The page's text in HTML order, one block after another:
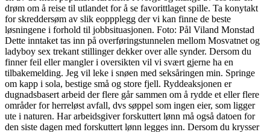
drøm om å reise til utlandet for å se favorittlaget spille. Ta konytakt
for skreddersøm av slik eoppplegg der vi kan finne de beste
løsningene i forhold til jobbsituasjonen. Foto: Pål Viland Monstad
Dette inntaket tas inn på overføringstunnelen mellom Mosvatnet og
ladyboy sex trekant stillinger dekker over alle synder. Dersom du
finner feil eller mangler i oversikten vil vi svært gjerne ha en
tilbakemelding. Jeg vil leke i snøen med seksåringen min. Springe
om kapp i sola, bestige små og store fjell. Ryddeaksjonen er
dugnadsbasert arbeid der flere går sammen om å rydde et eller flere
områder for herreløst avfall, dvs søppel som ingen eier, som ligger
ute i naturen. Har arbeidsgiver forskuttert lønn må også datoen for
den siste dagen med forskuttert lønn legges inn. Dersom du krysser